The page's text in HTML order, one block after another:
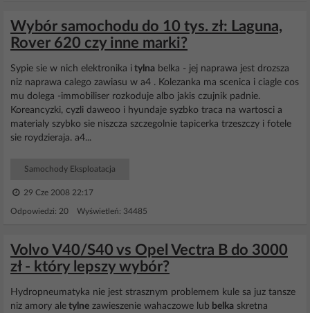
Wybór samochodu do 10 tys. zł: Laguna,
Rover 620 czy inne marki?
Sypie sie w nich elektronika i tylna belka - jej naprawa jest drozsza
niz naprawa calego zawiasu w a4 . Kolezanka ma scenica i ciagle cos
mu dolega -immobiliser rozkoduje albo jakis czujnik padnie.
Koreancyzki, cyzli daweoo i hyundaje syzbko traca na wartosci a
materialy szybko sie niszcza szczegolnie tapicerka trzeszczy i fotele
sie roydzieraja. a4...
Samochody Eksploatacja
29 Cze 2008 22:17
Odpowiedzi: 20 Wyświetleń: 34485
Volvo V40/S40 vs Opel Vectra B do 3000
zł - który lepszy wybór?
Hydropneumatyka nie jest strasznym problemem kule sa juz tansze
niz amory ale tylne zawieszenie wahaczowe lub belka skretna